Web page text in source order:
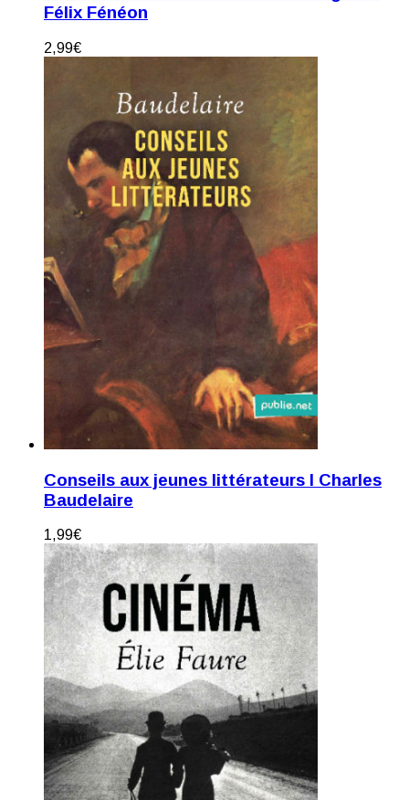
Félix Fénéon
2,99€
Conseils aux jeunes littérateurs I Charles
Baudelaire
1,99€